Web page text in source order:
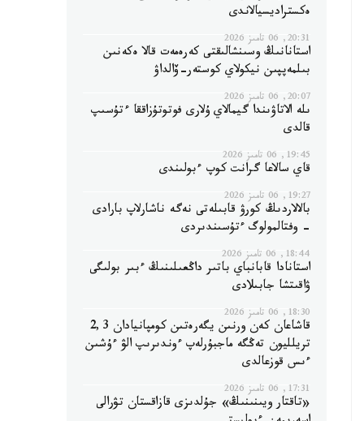
ەكستراديسيالاندى
20:31, 06 تامىز 2026
استانانىڭ وسىنشالىقتى كەرەمەت قالا ەكەنىن
بىلمەپپىن نيكولاي كوستەر-ۆالداۋ
20:07, 06 تامىز 2026
ىلە الاتاۋىندا گيمالاي ۇلارى فوتوتۇزاققا ءتۇسىپ
قالدى
19:45, 06 تامىز 2026
قاي سالاعا گرانت كوپ ءبولىندى
19:27, 06 تامىز 2026
بالالاردىڭ كورۋ قابىلەتى نەگە ناشارلاپ بارادى
- وفتالمولوگ ءتۇسىندىردى
18:44, 06 تامىز 2026
استانادا قابانباي باتىر داڭعىلىنىڭ ءبىر بولىگى
ۋاقىتشا جابىلادى
18:30, 06 تامىز 2026
قاشاعان كەن ورنىن يگەرەتىن كومپانيادان 2,3
تريلليون تەڭگە ماجبۇرلەپ ءوندىرىپ الۋ ءۇشىن
ءىس قوزعالدى
17:31, 06 تامىز 2026
«تاقتار ويىنىنىڭ» جۇلدىزى قازاقستان تۋرالى